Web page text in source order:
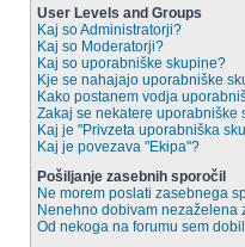
User Levels and Groups
Kaj so Administratorji?
Kaj so Moderatorji?
Kaj so uporabniške skupine?
Kje se nahajajo uporabniške
Kako postanem vodja
Zakaj se nekatere
Kaj je "Privzeta uporabniška
Kaj je povezava "Ekipa"?
Pošiljanje zasebnih sporočil
Ne morem poslati zasebnega
Nenehno dobivam nezaželena
Od nekoga na forumu sem